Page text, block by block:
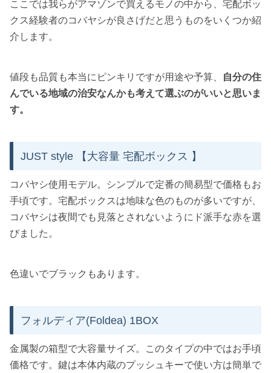
ここでは我らがアマゾンで買えるモノの中から、宅配ボッ
クス経験者のコバヤシが良さげだと思うものをいくつか紹
介します。
値段も品質も本当にピンキリですが用途や予算、
自分の住
んでいる地域の治安なんかも考えて選ぶのがいいと思いま
す。
JUST style 【大容量 宅配ボックス 】
コバヤシ使用モデル。シンプルで定番の簡易型で価格もお
手頃です。宅配ボックスは地味な色のものが多いですが、
コバヤシは夜間でも見落とされないようにド派手な赤を選
びました。
色違いでブラックもあります。
フォルディア(Foldea) 1BOX
金属製の箱型で大容量サイズ。このタイプの中ではお手頃
価格です。鍵は本体内蔵のプッシュキーで使い方は簡単で